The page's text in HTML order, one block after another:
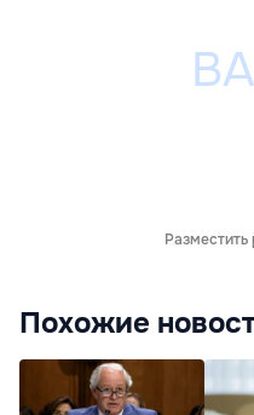
Разместить
Похожие